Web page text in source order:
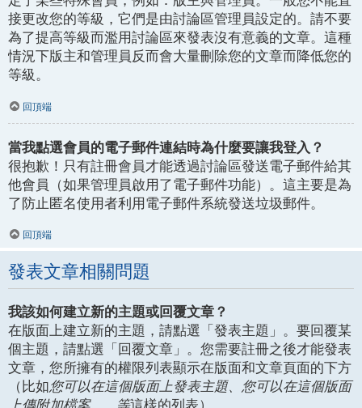
接更改您的等級，它們是由討論區管理員設定的。請不要
為了提高等級而濫用討論區來發表沒有意義的文章。這種
情況下版主和管理員反而會大量刪除您的文章而降低您的
等級。
回頂端
當我點選會員的電子郵件連結時為什麼要讓我登入？
很抱歉！只有註冊會員才能透過討論區發送電子郵件給其
他會員（如果管理員啟用了電子郵件功能）。這主要是為
了防止匿名使用者利用電子郵件系統發送垃圾郵件。
回頂端
發表文章相關問題
我該如何建立新的主題或回覆文章？
在版面上建立新的主題，請點選「發表主題」。要回覆某
個主題，請點選「回覆文章」。您需要註冊之後才能發表
文章，您所擁有的權限列表顯示在版面和文章頁面的下方
（比如您可以在這個版面上發表主題、您可以在這個版面